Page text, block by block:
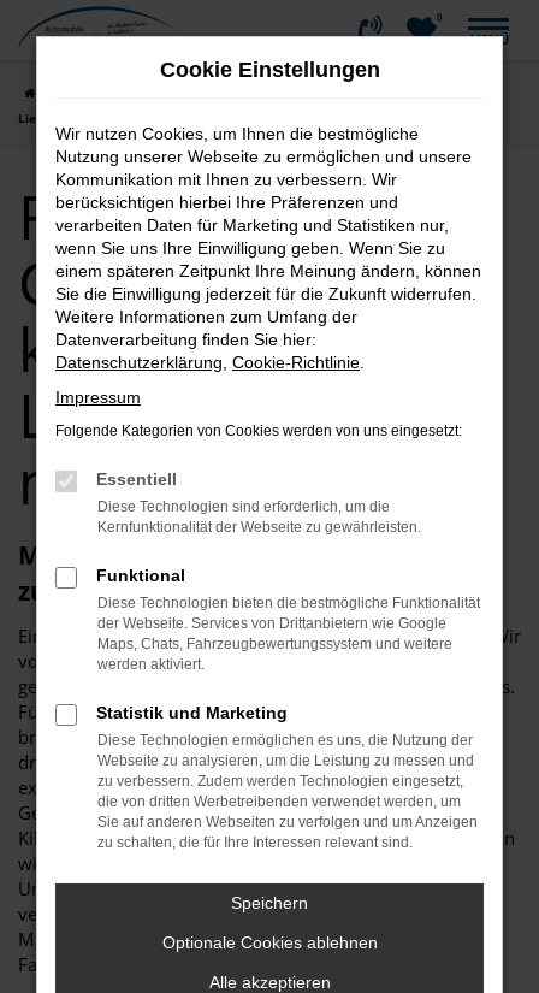
Zum
0
MENÜ
Lieferservice nach Biberach
Ford
Gebrauchtwagen
kaufen |
Lieferservice
nach Biberach
Mit unseren Ford Gebrauchtwagen
zuverlässig durch Biberach
Einen Ford Gebrauchtwagen kauft man nicht „mal eben“. Wir
von Automobile Stitzenberger empfehlen sowohl eine
genaue Begutachtung des Fahrzeugs als auch des Anbieters.
Für Kundinnen und Kunden aus Biberach bieten wir ein
breites Angebot und werben als Familienbetrieb in der
dritten Generation um Ihr Vertrauen. Unser Unternehmen
existiert seit 1981 und ist seither unter anderem auf Ford
Gebrauchtwagen spezialisiert. Bevor Sie Ihre ersten
Kilometer auf den Straßen von Biberach zurücklegen, haben
wir in unserer Kfz-Meisterwerkstatt genau hingeschaut.
Unsere Qualitätsmaßstäbe sind überaus hoch und wir
verkaufen Ford Gebrauchtwagen erst dann, wenn keinerlei
Mängel mehr existieren und es sich um ein erstklassiges
Fahrzeug handelt. Darauf geben wir Ihnen unser Wort.
Cookie Einstellungen
Wir nutzen Cookies, um Ihnen die bestmögliche
Nutzung unserer Webseite zu ermöglichen und unsere
Kommunikation mit Ihnen zu verbessern. Wir
berücksichtigen hierbei Ihre Präferenzen und
verarbeiten Daten für Marketing und Statistiken nur,
wenn Sie uns Ihre Einwilligung geben. Wenn Sie zu
einem späteren Zeitpunkt Ihre Meinung ändern, können
Sie die Einwilligung jederzeit für die Zukunft widerrufen.
Weitere Informationen zum Umfang der
Datenverarbeitung finden Sie hier:
Datenschutzerklärung Cookie-Richtlinie
Impressum
Folgende Kategorien von Cookies werden von uns eingesetzt:
Essentiell
Diese Technologien sind erforderlich, um die
Kernfunktionalität der Webseite zu gewährleisten.
Funktional
Diese Technologien bieten die bestmögliche Funktionalität
der Webseite. Services von Drittanbietern wie Google
Maps, Chats, Fahrzeugbewertungssystem und weitere
werden aktiviert.
Statistik und Marketing
Diese Technologien ermöglichen es uns, die Nutzung der
Webseite zu analysieren, um die Leistung zu messen und
zu verbessern. Zudem werden Technologien eingesetzt,
die von dritten Werbetreibenden verwendet werden, um
Sie auf anderen Webseiten zu verfolgen und um Anzeigen
zu schalten, die für Ihre Interessen relevant sind.
Speichern
Optionale Cookies ablehnen
Alle akzeptieren